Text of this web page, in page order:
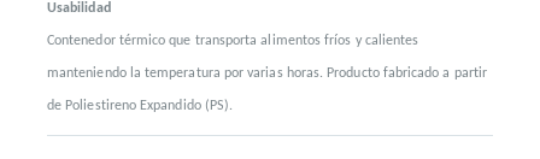
Usabilidad
Contenedor térmico que transporta alimentos fríos y calientes
manteniendo la temperatura por varias horas. Producto fabricado a partir
de Poliestireno Expandido (PS).